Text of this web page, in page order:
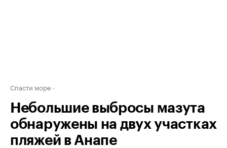
Спасти море
Небольшие выбросы мазута
обнаружены на двух участках
пляжей в Анапе